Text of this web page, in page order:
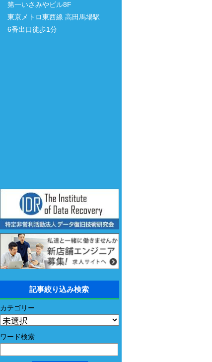
第一いさみやビル8F
東京メトロ東西線 高田馬場駅
6番出口徒歩1分
記事絞り込み検索
カテゴリー
ワード検索